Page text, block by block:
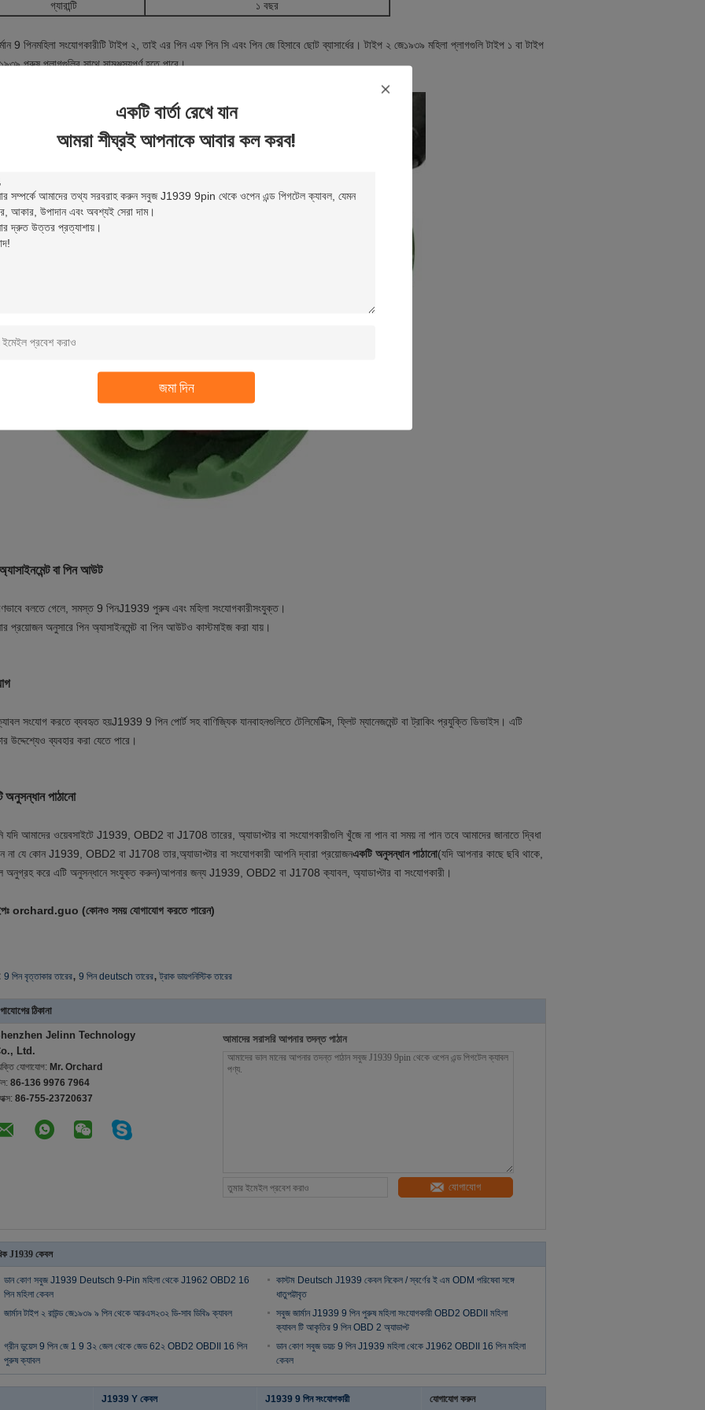
একটি বার্তা রেখে যান
আমরা শীঘ্রই আপনাকে আবার কল করব!
জমা দিন
গ্যারান্টি ১ বছর
9 পিনমহিলা সংযোগকারীটি টাইপ ২, তাই এর পিন এফ পিন সি এবং পিন জে হিসাবে ছোট ব্যাসার্ধের। টাইপ ২ জে১৯৩৯ মহিলা প্লাগগুলি টাইপ ১ বা টাইপ
পুরুষ প্লাগগুলির সাথে সামঞ্জস্যপূর্ণ হতে পারে।
বা পিন আউট
বলতে গেলে, সমস্ত 9 পিনJ1939 পুরুষ এবং মহিলা সংযোগকারীসংযুক্ত।
প্রয়োজন অনুসারে পিন অ্যাসাইনমেন্ট বা পিন আউটও কাস্টমাইজ করা যায়।
সংযোগ করতে ব্যবহৃত হয়J1939 9 পিন পোর্ট সহ বাণিজ্যিক যানবাহনগুলিতে টেলিমেটিক্স, ফ্লিট ম্যানেজমেন্ট বা ট্রাকিং প্রযুক্তি ডিভাইস। এটি
উদ্দেশ্যেও ব্যবহার করা যেতে পারে।
অনুসন্ধান পাঠানো
যদি আমাদের ওয়েবসাইটে J1939, OBD2 বা J1708 তারের, অ্যাডাপ্টার বা সংযোগকারীগুলি খুঁজে না পান বা সময় না পান তবে আমাদের জানাতে দ্বিধা
না যে কোন J1939, OBD2 বা J1708 তার,অ্যাডাপ্টার বা সংযোগকারী আপনি দ্বারা প্রয়োজনএকটি অনুসন্ধান পাঠানো(যদি আপনার কাছে ছবি থাকে,
অনুগ্রহ করে এটি অনুসন্ধানে সংযুক্ত করুন)আপনার জন্য J1939, OBD2 বা J1708 ক্যাবল, অ্যাডাপ্টার বা সংযোগকারী।
orchard.guo (কোনও সময় যোগাযোগ করতে পারেন)
9 পিন বৃত্তাকার তারের, 9 পিন deutsch তারের, ট্রাক ডায়গনিস্টিক তারের
ঠিকানা
Jelinn Technology
Ltd.
যোগাযোগ: Mr. Orchard
86-136 9976 7964
86-755-23720637
আমাদের সরাসরি আপনার তদন্ত পাঠান
যোগাযোগ
J1939 কেবল
ডান কোণ সবুজ J1939 Deutsch 9-Pin মহিলা থেকে J1962 OBD2 16
পিন মহিলা কেবল
কাস্টম Deutsch J1939 কেবল নিকেল / স্বর্ণের ই এম ODM পরিষেবা সঙ্গে
ধাতুপট্টাবৃত
জার্মান টাইপ ২ রাউন্ড জে১৯৩৯ ৯ পিন থেকে আরএস২৩২ ডি-সাব ডিবি৯ ক্যাবল
সবুজ জার্মান J1939 9 পিন পুরুষ মহিলা সংযোগকারী OBD2 OBDII মহিলা
ক্যাবল টি আকৃতির 9 পিন OBD 2 অ্যাডাপ্ট
গ্রীন ডুয়েস 9 পিন জে 1 9 3২ জেল থেকে জেড 62২ OBD2 OBDII 16 পিন
পুরুষ ক্যাবল
ডান কোণ সবুজ ডয়চ 9 পিন J1939 মহিলা থেকে J1962 OBDII 16 পিন মহিলা
কেবল
J1939 Y কেবল J1939 9 পিন সংযোগকারী যোগাযোগ করুন